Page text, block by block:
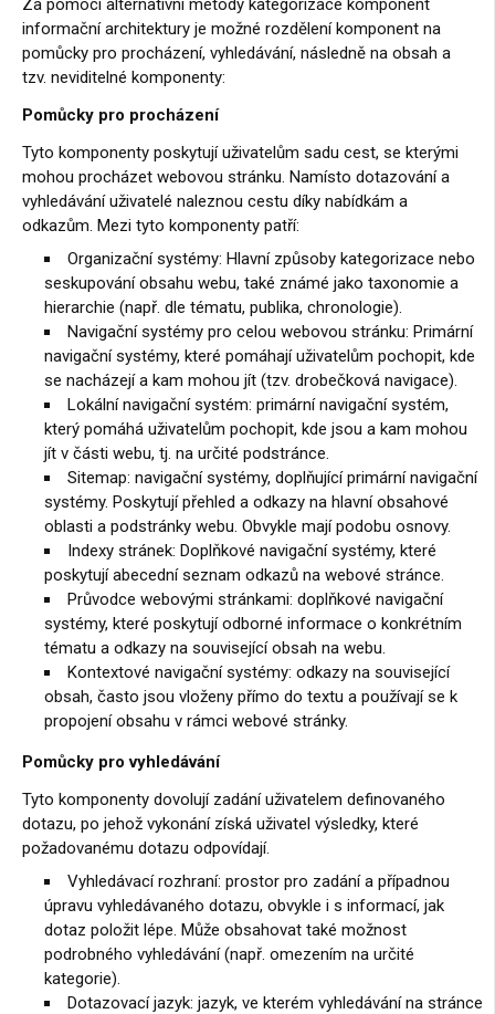
Za pomocí alternativní metody kategorizace komponent
informační architektury je možné rozdělení komponent na
pomůcky pro procházení, vyhledávání, následně na obsah a
tzv. neviditelné komponenty:
Pomůcky pro procházení
Tyto komponenty poskytují uživatelům sadu cest, se kterými
mohou procházet webovou stránku. Namísto dotazování a
vyhledávání uživatelé naleznou cestu díky nabídkám a
odkazům. Mezi tyto komponenty patří:
Organizační systémy: Hlavní způsoby kategorizace nebo
seskupování obsahu webu, také známé jako taxonomie a
hierarchie (např. dle tématu, publika, chronologie).
Navigační systémy pro celou webovou stránku: Primární
navigační systémy, které pomáhají uživatelům pochopit, kde
se nacházejí a kam mohou jít (tzv. drobečková navigace).
Lokální navigační systém: primární navigační systém,
který pomáhá uživatelům pochopit, kde jsou a kam mohou
jít v části webu, tj. na určité podstránce.
Sitemap: navigační systémy, doplňující primární navigační
systémy. Poskytují přehled a odkazy na hlavní obsahové
oblasti a podstránky webu. Obvykle mají podobu osnovy.
Indexy stránek: Doplňkové navigační systémy, které
poskytují abecední seznam odkazů na webové stránce.
Průvodce webovými stránkami: doplňkové navigační
systémy, které poskytují odborné informace o konkrétním
tématu a odkazy na související obsah na webu.
Kontextové navigační systémy: odkazy na související
obsah, často jsou vloženy přímo do textu a používají se k
propojení obsahu v rámci webové stránky.
Pomůcky pro vyhledávání
Tyto komponenty dovolují zadání uživatelem definovaného
dotazu, po jehož vykonání získá uživatel výsledky, které
požadovanému dotazu odpovídají.
Vyhledávací rozhraní: prostor pro zadání a případnou
úpravu vyhledávaného dotazu, obvykle i s informací, jak
dotaz položit lépe. Může obsahovat také možnost
podrobného vyhledávání (např. omezením na určité
kategorie).
Dotazovací jazyk: jazyk, ve kterém vyhledávání na stránce